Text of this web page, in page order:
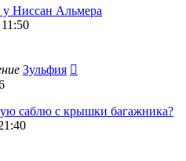
у Ниссан Альмера
Зульфия
саблю с крышки багажника?